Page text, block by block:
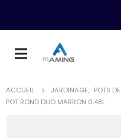
ACCUEIL JARDINAGE, POTS
POT ROND DUO MARRON 0.48L